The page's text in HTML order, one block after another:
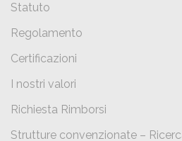
Statuto
Regolamento
Certificazioni
I nostri valori
Richiesta Rimborsi
Strutture convenzionate –